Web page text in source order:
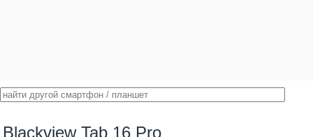
Blackview Tab 16 Pro